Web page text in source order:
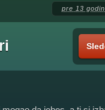
pre 13